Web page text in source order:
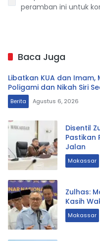
peramban ini untuk
Baca Juga
Libatkan KUA dan Imam,
Poligami dan Nikah Siri
Berita Agustus 6, 2026
Disentil
Pastikan
Jalan
Makassar
Zulhas:
Kasih
Makassar